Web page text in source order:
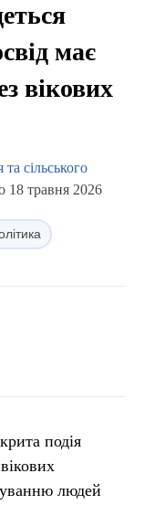
має
вікових
сільського
18 травня 2026
подія
людей